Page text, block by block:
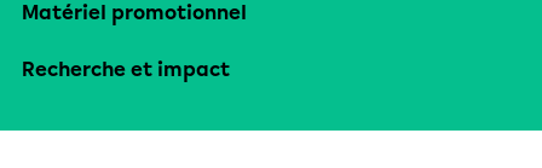
Matériel promotionnel
Recherche et impact